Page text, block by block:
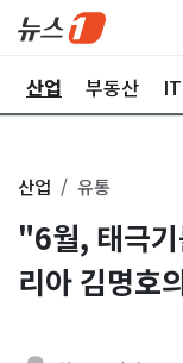
산업 부동산
산업 유통
"6월, 태극
리아 김명호